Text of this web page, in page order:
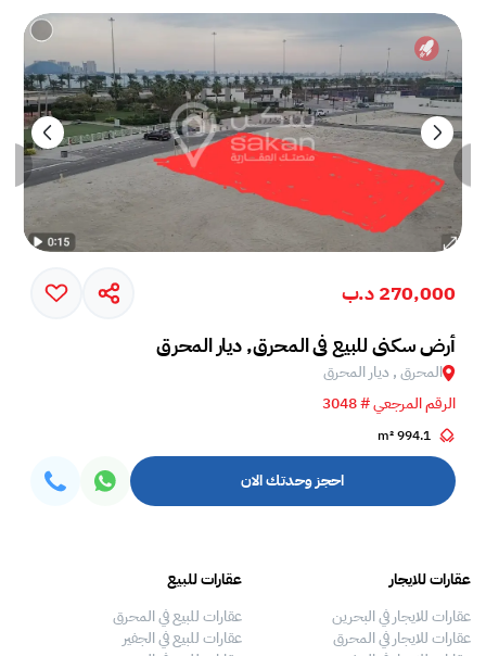
270,000 د.ب
أرض سكني للبيع في المحرق, ديار المحرق
المحرق , ديار المحرق
الرقم المرجعي # 3048
994.1 m²
احجز وحدتك الان
عقارات للايجار
عقارات للايجار في البحرين
عقارات للايجار في المحرق
عقارات للبيع
عقارات للبيع في المحرق
عقارات للبيع في الجفير